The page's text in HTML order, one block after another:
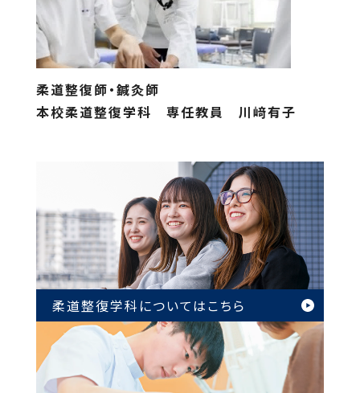
柔道整復師・鍼灸師
本校柔道整復学科 専任教員 川﨑有子
柔道整復学科についてはこちら